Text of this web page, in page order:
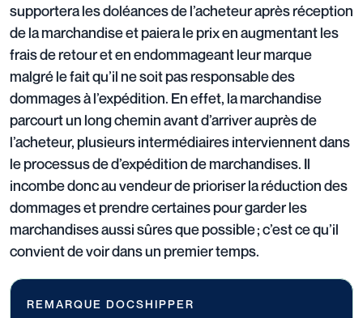
supportera les doléances de l’acheteur après réception
de la marchandise et paiera le prix en augmentant les
frais de retour et en endommageant leur marque
malgré le fait qu’il ne soit pas responsable des
dommages à l’expédition. En effet, la marchandise
parcourt un long chemin avant d’arriver auprès de
l’acheteur, plusieurs intermédiaires interviennent dans
le processus de d’expédition de marchandises. Il
incombe donc au vendeur de prioriser la réduction des
dommages et prendre certaines pour garder les
marchandises aussi sûres que possible ; c’est ce qu’il
convient de voir dans un premier temps.
REMARQUE DOCSHIPPER